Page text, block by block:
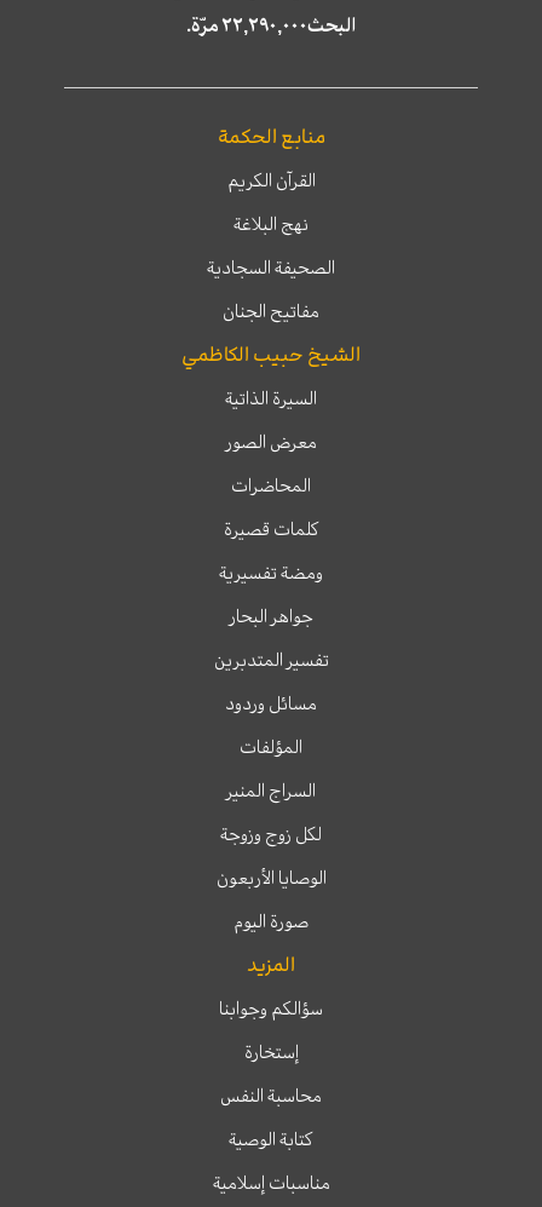
البحث٢٢,٢٩٠,٠٠٠ مرّة.
منابع الحكمة
القرآن الكريم
نهج البلاغة
الصحيفة السجادية
مفاتيح الجنان
الشيخ حبيب الكاظمي
السيرة الذاتية
معرض الصور
المحاضرات
كلمات قصيرة
ومضة تفسيرية
جواهر البحار
تفسير المتدبرين
مسائل وردود
المؤلفات
السراج المنير
لكل زوج وزوجة
الوصايا الأربعون
صورة اليوم
المزيد
سؤالكم وجوابنا
إستخارة
محاسبة النفس
كتابة الوصية
مناسبات إسلامية